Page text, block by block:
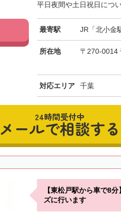
平日夜間や土日祝日につ
最寄駅 JR「北小金
所在地 〒270-0014
対応エリア 千葉
24時間受付中
メールで相談する
【東松戸駅から車で8
ズに行います